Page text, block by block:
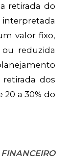
retirada do
valor fixo,
reduzida
retirada dos
20 a 30% do